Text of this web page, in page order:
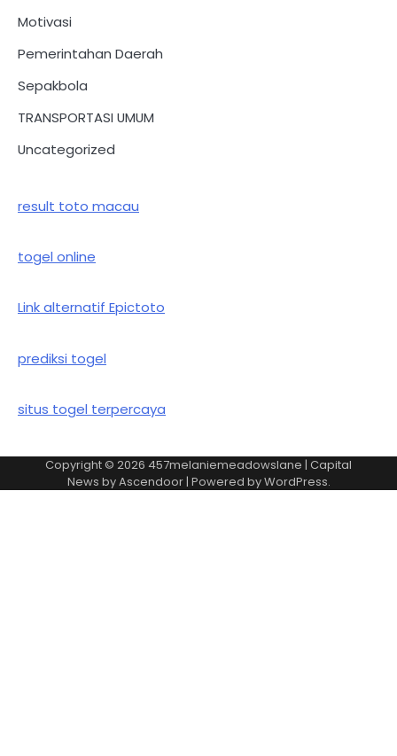
Motivasi
Pemerintahan Daerah
Sepakbola
TRANSPORTASI UMUM
Uncategorized
result toto macau
togel online
Link alternatif Epictoto
prediksi togel
situs togel terpercaya
Copyright © 2026 457melaniemeadowslane | Capital
News byAscendoor| Powered byWordPress.